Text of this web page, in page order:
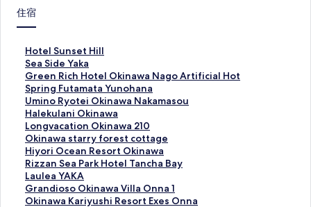
住宿
Hotel Sunset Hill
H
o
t
e
l
S
u
n
s
e
t
H
i
Sea Side Yaka
S
e
a
S
i
d
e
Y
a
k
a
的
Green Rich Hotel Okinawa Nago Artificial Hot
Spring Futamata Yunohana
G
r
e
e
n
R
i
c
h
H
o
Umino Ryotei Okinawa Nakamasou
U
m
i
n
o
R
y
o
t
Halekulani Okinawa
H
a
l
e
k
u
l
a
Longvacation Okinawa 210
L
o
n
g
v
a
c
Okinawa starry forest cottage
O
k
i
n
a
w
Hiyori Ocean Resort Okinawa
H
i
y
o
r
Rizzan Sea Park Hotel Tancha Bay
R
i
z
z
Laulea YAKA
L
a
u
Grandioso Okinawa Villa Onna 1
G
rOkinawa Kariyushi Resort Exes Onna
O